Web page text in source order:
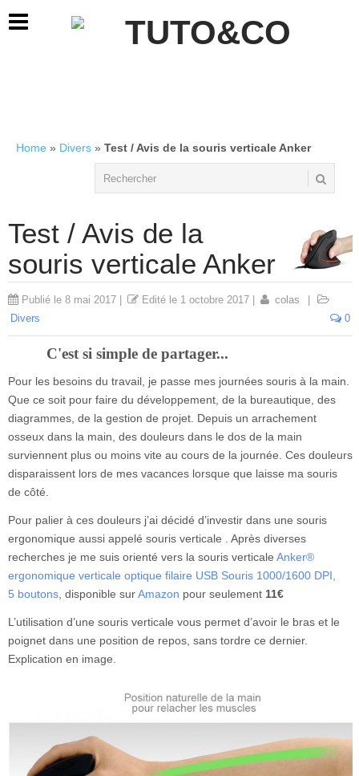
Home » Divers » Test / Avis de la souris verticale Anker
Test / Avis de la
souris verticale Anker
Publié le 8 mai 2017 Edité le 1 octobre 2017 colas
Divers
0
C'est si simple de partager...
Pour les besoins du travail, je passe mes journées souris à la main.
Que ce soit pour faire du développement, de la bureautique, des
diagrammes, de la gestion de projet. Depuis un arrachement
osseux dans la main, des douleurs dans le dos de la main
surviennent plus ou moins vite au cours de la journée. Ces douleurs
disparaissent lors de mes vacances lorsque que laisse ma souris
de côté.
Pour palier à ces douleurs j’ai décidé d’investir dans une souris
ergonomique aussi appelé souris verticale . Après diverses
recherches je me suis orienté vers la souris verticale Anker®
ergonomique verticale optique filaire USB Souris 1000/1600 DPI,
5 boutons, disponible surAmazon pour seulement 11€
L’utilisation d’une souris verticale vous permet d’avoir le bras et le
poignet dans une position de repos, sans tordre ce dernier.
Explication en image.